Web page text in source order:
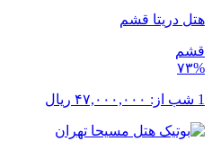
هتل دریتا قشم
قشم
۷۳%
1 شب از: ۴۷,۰۰۰,۰۰۰ ریال